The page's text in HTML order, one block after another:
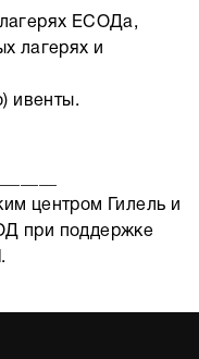
ЕСОДа,
лагерях и
ивенты.
центром Гилель и
при поддержке